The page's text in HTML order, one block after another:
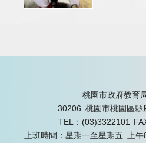
桃園市政府教育
30206 桃園市桃園區
TEL：(03)3322101
上班時間：星期一至星期五 上